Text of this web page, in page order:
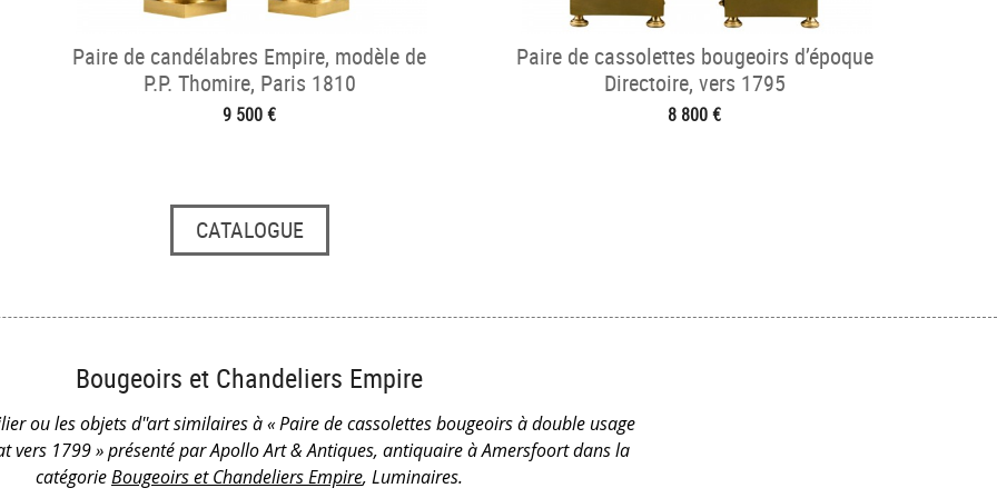
Paire de candélabres Empire, modèle de
P.P. Thomire, Paris 1810
9 500 €
Paire de cassolettes bougeoirs d’époque
Directoire, vers 1795
8 800 €
CATALOGUE
Bougeoirs et Chandeliers Empire
ou les objets d''art similaires à « Paire de cassolettes bougeoirs à double usage
vers 1799 » présenté par Apollo Art & Antiques, antiquaire à Amersfoort dans la
catégorieBougeoirs et Chandeliers Empire, Luminaires.